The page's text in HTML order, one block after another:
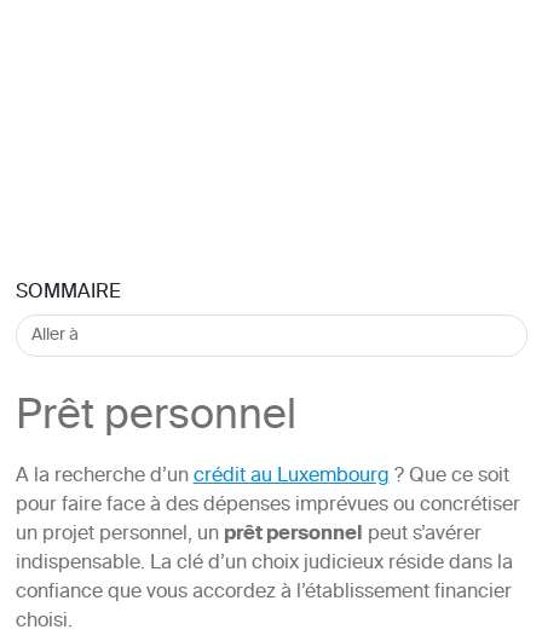
SOMMAIRE
Prêt personnel
A la recherche d’uncrédit au Luxembourg? Que ce soit
pour faire face à des dépenses imprévues ou concrétiser
un projet personnel, unprêt personnel peut s’avérer
indispensable. La clé d’un choix judicieux réside dans la
confiance que vous accordez à l’établissement financier
choisi.